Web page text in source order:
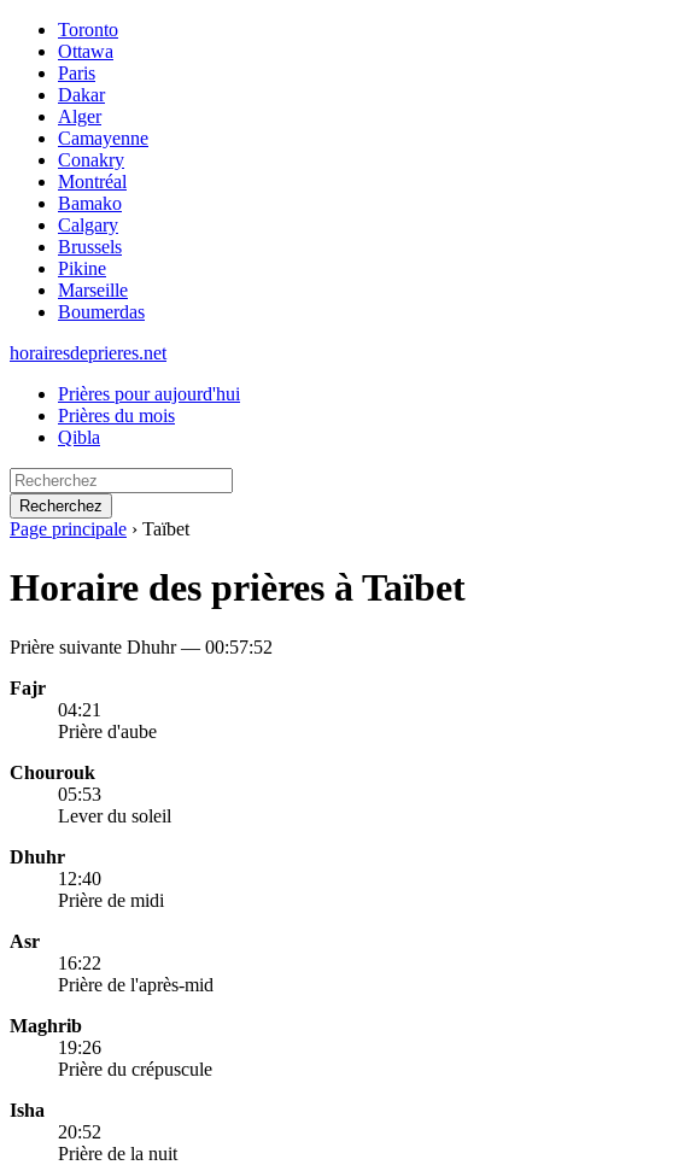
Toronto
Ottawa
Paris
Dakar
Alger
Camayenne
Conakry
Montréal
Bamako
Calgary
Brussels
Pikine
Marseille
Boumerdas
horairesdeprieres.net
Prières pour aujourd'hui
Prières du mois
Qibla
Recherchez
Page principale › Taïbet
Horaire des prières à Taïbet
Prière suivante Dhuhr — 00:57:52
Fajr
04:21
Prière d'aube
Chourouk
05:53
Lever du soleil
Dhuhr
12:40
Prière de midi
Asr
16:22
Prière de l'après-mid
Maghrib
19:26
Prière du crépuscule
Isha
20:52
Prière de la nuit